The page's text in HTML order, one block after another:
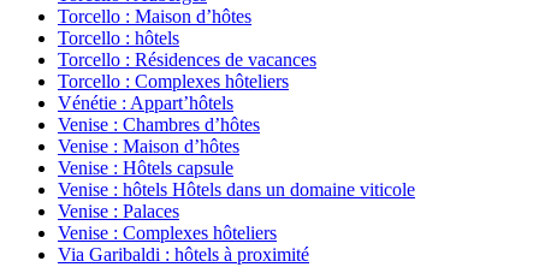
Torcello : Maison d’hôtes
Torcello : hôtels
Torcello : Résidences de vacances
Torcello : Complexes hôteliers
Vénétie : Appart’hôtels
Venise : Chambres d’hôtes
Venise : Maison d’hôtes
Venise : Hôtels capsule
Venise : hôtels Hôtels dans un domaine viticole
Venise : Palaces
Venise : Complexes hôteliers
Via Garibaldi : hôtels à proximité